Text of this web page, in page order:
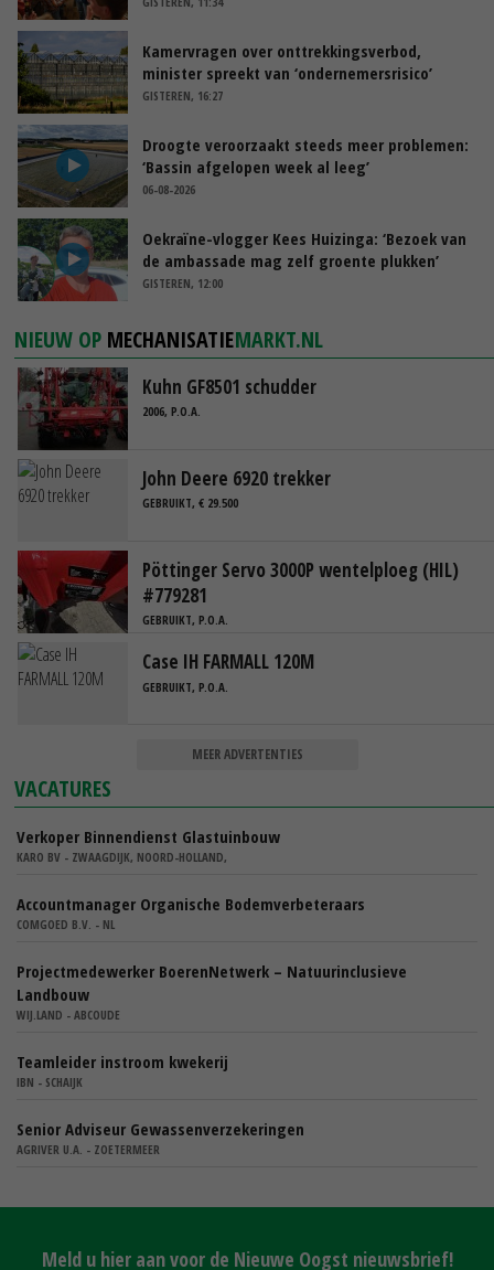
Kamervragen over onttrekkingsverbod,
minister spreekt van ‘ondernemersrisico’
GISTEREN, 16:27
Droogte veroorzaakt steeds meer problemen:
‘Bassin afgelopen week al leeg’
06-08-2026
Oekraïne-vlogger Kees Huizinga: ‘Bezoek van
de ambassade mag zelf groente plukken’
GISTEREN, 12:00
NIEUW OP MECHANISATIEMARKT.NL
Kuhn GF8501 schudder
2006, P.O.A.
John Deere 6920 trekker
GEBRUIKT, € 29.500
Pöttinger Servo 3000P wentelploeg (HIL)
#779281
GEBRUIKT, P.O.A.
Case IH FARMALL 120M
GEBRUIKT, P.O.A.
MEER ADVERTENTIES
VACATURES
Verkoper Binnendienst Glastuinbouw
KARO BV - ZWAAGDIJK, NOORD-HOLLAND,
Accountmanager Organische Bodemverbeteraars
COMGOED B.V. - NL
Projectmedewerker BoerenNetwerk – Natuurinclusieve
Landbouw
WIJ.LAND - ABCOUDE
Teamleider instroom kwekerij
IBN - SCHAIJK
Senior Adviseur Gewassenverzekeringen
AGRIVER U.A. - ZOETERMEER
Meld u hier aan voor de Nieuwe Oogst nieuwsbrief!